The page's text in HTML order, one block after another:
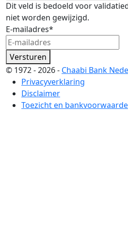
Dit veld is bedoeld voor
niet worden gewijzigd.
E-mailadres*
Versturen
© 1972 - 2026 - Chaabi Bank
Privacyverklaring
Disclaimer
Toezicht en